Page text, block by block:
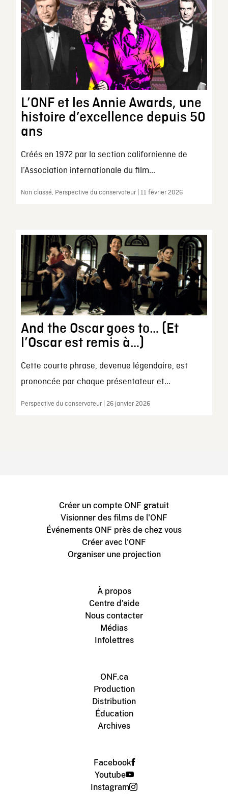
L’ONF et les Annie Awards, une
histoire d’excellence depuis 50
ans
Créés en 1972 par la section californienne de
l’Association internationale du film...
Non classé, Perspective du conservateur | 11 février 2026
And the Oscar goes to… (Et
l’Oscar est remis à…)
Cette courte phrase, devenue légendaire, est
prononcée par chaque présentateur et...
Perspective du conservateur | 26 janvier 2026
Créer un compte ONF gratuit
Visionner des films de l'ONF
Événements ONF près de chez vous
Créer avec l'ONF
Organiser une projection
À propos
Centre d'aide
Nous contacter
Médias
Infolettres
ONF.ca
Production
Distribution
Éducation
Archives
Facebook
Youtube
Instagram